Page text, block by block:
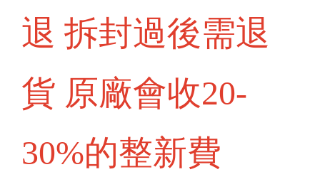
退 拆封過後需退
貨 原廠會收20-
30%的整新費